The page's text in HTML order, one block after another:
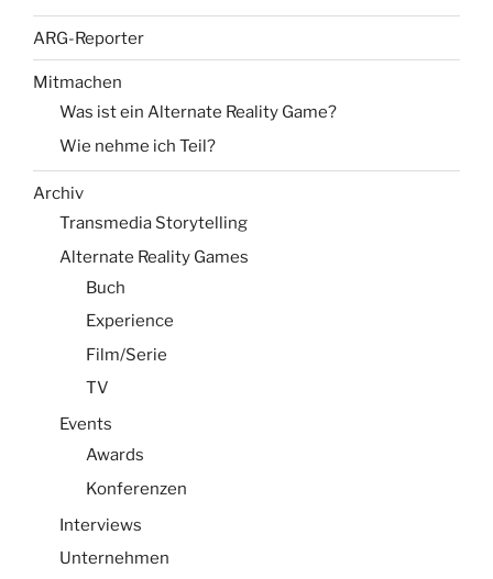
ARG-Reporter
Mitmachen
Was ist ein Alternate Reality Game?
Wie nehme ich Teil?
Archiv
Transmedia Storytelling
Alternate Reality Games
Buch
Experience
Film/Serie
TV
Events
Awards
Konferenzen
Interviews
Unternehmen